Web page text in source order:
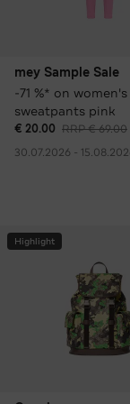
mey Sample Sale
-71 %* on women's
sweatpants pink
€ 20.00 RRP € 69.00
30.07.2026 -
Highlight